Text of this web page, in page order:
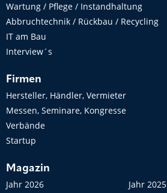
Wartung / Pflege / Instandhaltung
Abbruchtechnik / Rückbau / Recycling
IT am Bau
Interview´s
Firmen
Hersteller, Händler, Vermieter
Messen, Seminare, Kongresse
Verbände
Startup
Magazin
Jahr 2026
Jahr 2025